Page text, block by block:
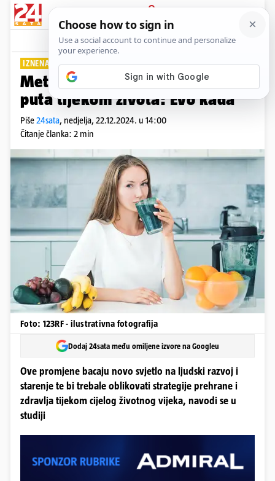
PRIJAVA
Lifestyle Komentari
IZNENADIT ĆETE SE
Metabolizam usporava više
puta tijekom života: Evo kada
Piše24sata, nedjelja, 22.12.2024. u 14:00
Čitanje članka: 2 min
Foto: 123RF - ilustrativna fotografija
Dodaj 24sata među omiljene izvore na Googleu
Ove promjene bacaju novo svjetlo na ljudski razvoj i
starenje te bi trebale oblikovati strategije prehrane i
zdravlja tijekom cijelog životnog vijeka, navodi se u
studiji